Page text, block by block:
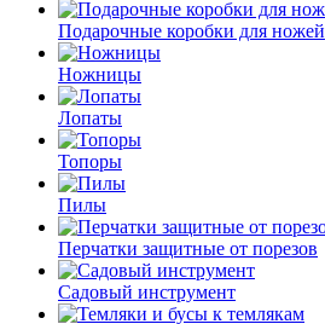
Подарочные коробки для ножей
Ножницы
Лопаты
Топоры
Пилы
Перчатки защитные от порезов
Садовый инструмент